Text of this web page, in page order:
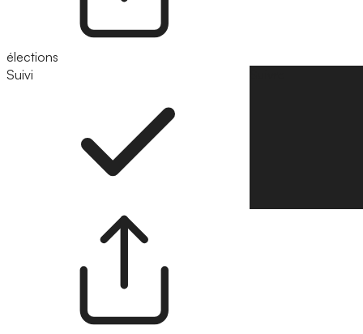
élections
Suivi